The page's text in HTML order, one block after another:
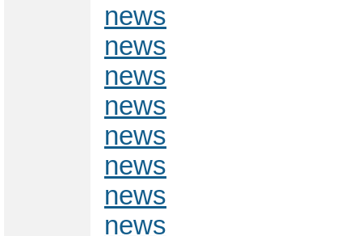
news
news
news
news
news
news
news
news